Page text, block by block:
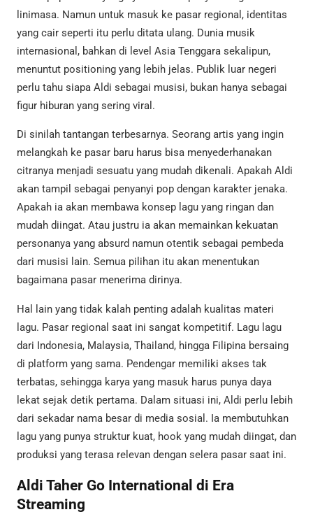
linimasa. Namun untuk masuk ke pasar regional, identitas
yang cair seperti itu perlu ditata ulang. Dunia musik
internasional, bahkan di level Asia Tenggara sekalipun,
menuntut positioning yang lebih jelas. Publik luar negeri
perlu tahu siapa Aldi sebagai musisi, bukan hanya sebagai
figur hiburan yang sering viral.
Di sinilah tantangan terbesarnya. Seorang artis yang ingin
melangkah ke pasar baru harus bisa menyederhanakan
citranya menjadi sesuatu yang mudah dikenali. Apakah Aldi
akan tampil sebagai penyanyi pop dengan karakter jenaka.
Apakah ia akan membawa konsep lagu yang ringan dan
mudah diingat. Atau justru ia akan memainkan kekuatan
personanya yang absurd namun otentik sebagai pembeda
dari musisi lain. Semua pilihan itu akan menentukan
bagaimana pasar menerima dirinya.
Hal lain yang tidak kalah penting adalah kualitas materi
lagu. Pasar regional saat ini sangat kompetitif. Lagu lagu
dari Indonesia, Malaysia, Thailand, hingga Filipina bersaing
di platform yang sama. Pendengar memiliki akses tak
terbatas, sehingga karya yang masuk harus punya daya
lekat sejak detik pertama. Dalam situasi ini, Aldi perlu lebih
dari sekadar nama besar di media sosial. Ia membutuhkan
lagu yang punya struktur kuat, hook yang mudah diingat, dan
produksi yang terasa relevan dengan selera pasar saat ini.
Aldi Taher Go International di Era
Streaming